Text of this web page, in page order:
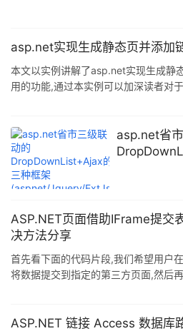
asp.net实现生成静态页并添加
本文以实例讲解了asp.net实现生成静
用的功能,通过本实例可以加深读者对
"http://www.w3.org/TR/xhtml1/DTD/
<html xmlns="http
asp.net省
ASP.NET页面借助IFrame提交
决方法分享
首先看下面的代码片段,我们希望用户
将数据提交到指定的第三方页面,然后
ASP.NET 链接 Access 数据库